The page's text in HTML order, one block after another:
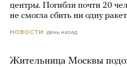
центры. Погибли почти 20
не смогла сбить ни одну
НОВОСТИ день назад
Жительница Москвы